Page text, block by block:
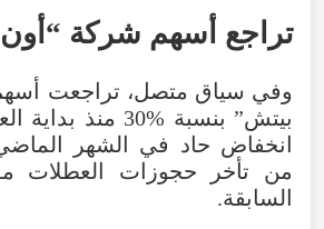
تراجع أسهم شركة “ أون
وفي سياق متصل، تراجعت
بيتش” بنسبة 30% منذ بداية
انخفاض حاد في الشهر
من
تأخر حجوزات العطلات
السابقة.